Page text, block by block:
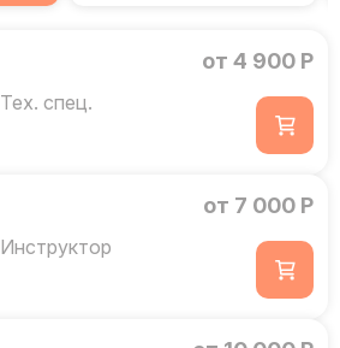
Тех. спец.
от 4 900 Р
Инструктор
от 7 000 Р